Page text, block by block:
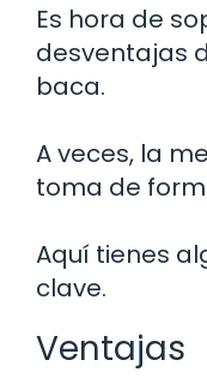
Es hora de
desventajas
baca.
A veces, la
toma de
Aquí tienes
clave.
Ventajas